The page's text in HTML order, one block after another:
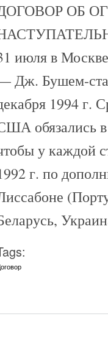
ОБ
июля в
Дж. Бушем-
1994 г.
обязались в
у каждой
г. по